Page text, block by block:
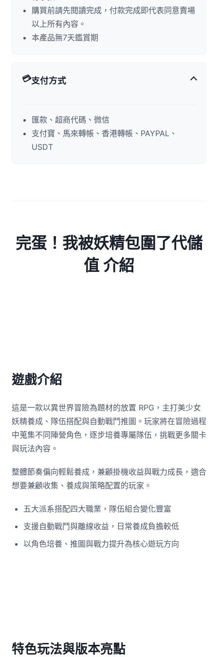
購買前請先閱讀完成，付款完成即代表同意賣場
以上所有內容。
本產品無7天鑑賞期
💳支付方式
匯款、超商代碼、微信
支付寶、馬來轉帳、香港轉帳、PAYPAL、
USDT
完蛋！我被妖精包圍了代儲
值 介紹
遊戲介紹
這是一款以異世界冒險為題材的放置 RPG，主打美少女
妖精養成、隊伍搭配與自動戰鬥推圖。玩家將在冒險過程
中蒐集不同陣營角色，逐步培養專屬隊伍，挑戰更多關卡
與玩法內容。
整體節奏偏向輕鬆養成，兼顧掛機收益與戰力成長，適合
想要兼顧收集、養成與策略配置的玩家。
五大派系搭配四大職業，隊伍組合變化豐富
支援自動戰鬥與離線收益，日常養成負擔較低
以角色培養、推圖與戰力提升為核心遊玩方向
特色玩法與版本亮點